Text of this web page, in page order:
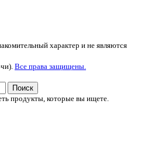
характер и не являются
Все права защищены.
Поиск
продукты, которые вы ищете.